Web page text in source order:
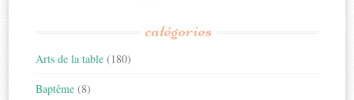
catégories
Arts de la table (180)
Baptême (8)